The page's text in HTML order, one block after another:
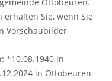
Sie, wenn Sie
Vorschaubilder
*10.08.1940 in
in Ottobeuren